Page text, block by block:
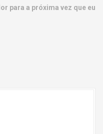
para a próxima vez que eu